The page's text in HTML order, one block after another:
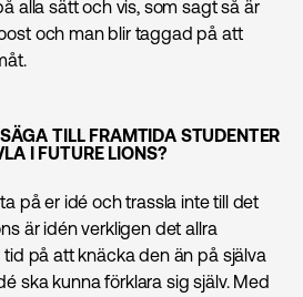
alla sätt och vis, som sagt så är
och man blir taggad på att
TILL FRAMTIDA STUDENTER
I FUTURE LIONS?
på er idé och trassla inte till det
är idén verkligen det allra
på att knäcka den än på själva
ska kunna förklara sig själv. Med